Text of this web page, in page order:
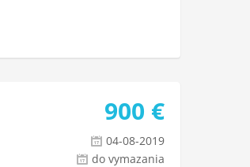
900 €
04-08-2019
do vymazania